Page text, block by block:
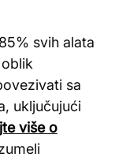
svih alata
sa
uključujući
više o